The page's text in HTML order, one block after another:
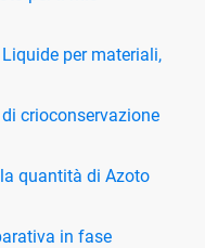
per materiali,
crioconservazione
quantità di Azoto
in fase